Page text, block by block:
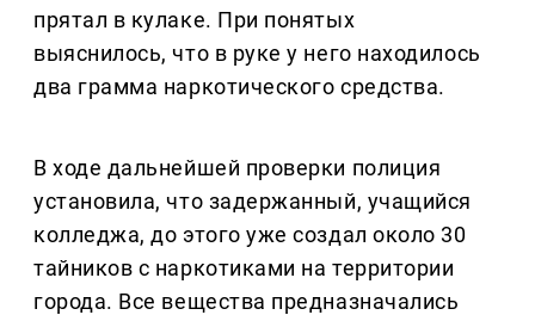
прятал в кулаке. При понятых
выяснилось, что в руке у него находилось
два грамма наркотического средства.
В ходе дальнейшей проверки полиция
установила, что задержанный, учащийся
колледжа, до этого уже создал около 30
тайников с наркотиками на территории
города. Все вещества предназначались